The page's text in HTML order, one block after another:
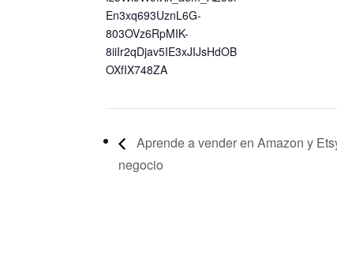
En3xq693UznL6G-
803OVz6RpMIK-
8iiIr2qDjav5IE3xJIJsHdOB
OXfIX748ZA
Aprende a vender en Amazon y
negocio